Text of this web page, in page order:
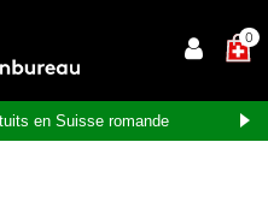
0
en Suisse romande